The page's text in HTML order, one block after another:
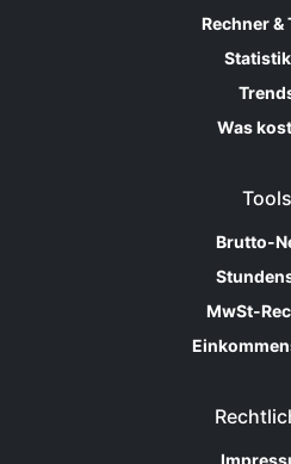
Rechner &
Was
Tools
Brutto-
MwSt-